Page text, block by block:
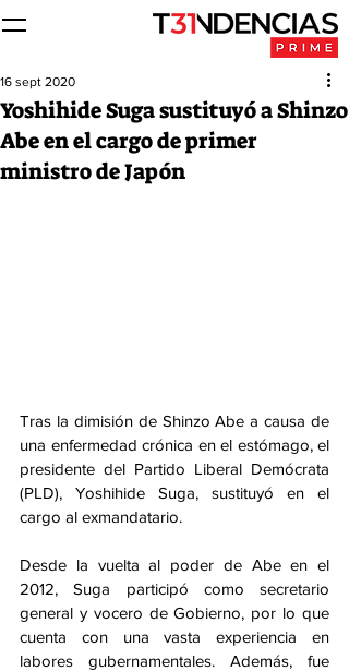
Yoshihide Suga sustituyó a Shinzo
Abe en el cargo de primer
ministro de Japón
16 sept 2020
Tras la dimisión de Shinzo Abe a causa de
una enfermedad crónica en el estómago, el
presidente del Partido Liberal Demócrata
(PLD), Yoshihide Suga, sustituyó en el
cargo al exmandatario.
Desde la vuelta al poder de Abe en el
2012, Suga participó como secretario
general y vocero de Gobierno, por lo que
cuenta con una vasta experiencia en
labores gubernamentales. Además, fue